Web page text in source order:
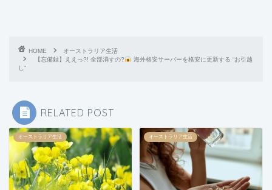
HOME
オーストラリア生活
【忘備録】ええっ?! 全部消すの?
海外格安サーバーを格安に更新する “お引越
し”
RELATED POST
オーストラリア生活 オーストラリア生活